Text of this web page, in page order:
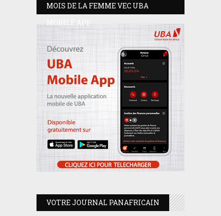
MOIS DE LA FEMME VEC UBA
MOBILE APP
VOTRE JOURNAL PANAFRICAIN